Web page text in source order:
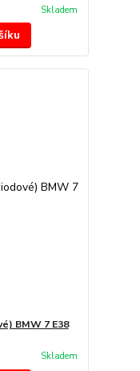
Skladem
BMW 7 E38
Skladem